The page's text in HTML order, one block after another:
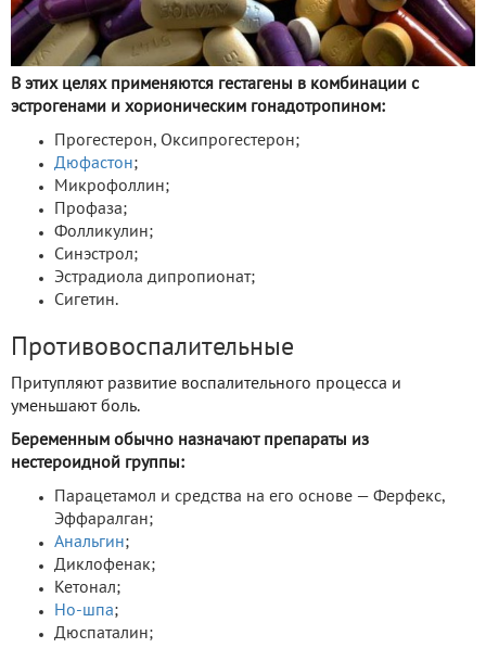
В этих целях применяются гестагены в комбинации с
эстрогенами и хорионическим гонадотропином:
Прогестерон, Оксипрогестерон;
Дюфастон;
Микрофоллин;
Профаза;
Фолликулин;
Синэстрол;
Эстрадиола дипропионат;
Сигетин.
Противовоспалительные
Притупляют развитие воспалительного процесса и
уменьшают боль.
Беременным обычно назначают препараты из
нестероидной группы:
Парацетамол и средства на его основе — Ферфекс,
Эффаралган;
Анальгин;
Диклофенак;
Кетонал;
Но-шпа;
Дюспаталин;